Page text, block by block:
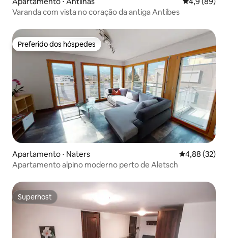
Varanda com vista no coração da antiga Antibes
Preferido dos hóspedes
Preferido dos hóspedes
Apartamento ⋅ Naters 4,88 de uma
4,88 (32)
Apartamento alpino moderno perto de Aletsch
Superhost
Superhost